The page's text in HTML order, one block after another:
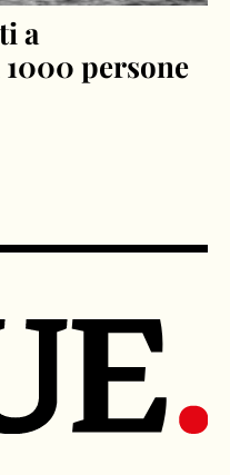
a
persone